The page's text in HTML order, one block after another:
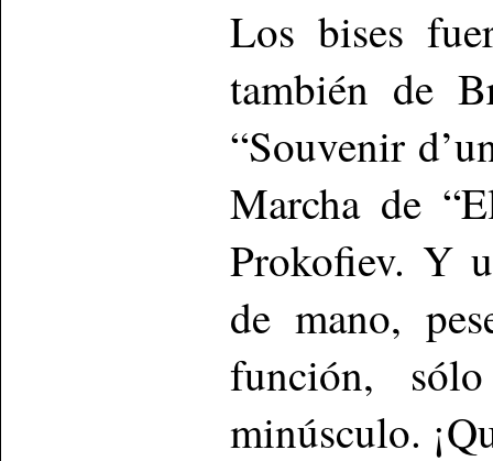
Los bises
también de
“Souvenir
Marcha de
Prokofiev. Y
de mano,
función,
minúsculo.